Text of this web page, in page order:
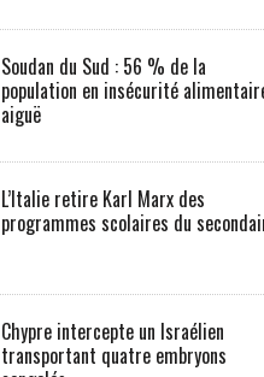
Soudan du Sud : 56 % de la
population en insécurité
aiguë
L’Italie retire Karl Marx des
programmes scolaires du
Chypre intercepte un Israélien
transportant quatre embryons